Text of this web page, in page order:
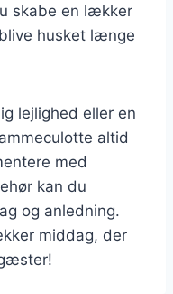
skabe en lækker
husket længe
lejlighed eller en
altid
med
kan du
og anledning.
middag, der